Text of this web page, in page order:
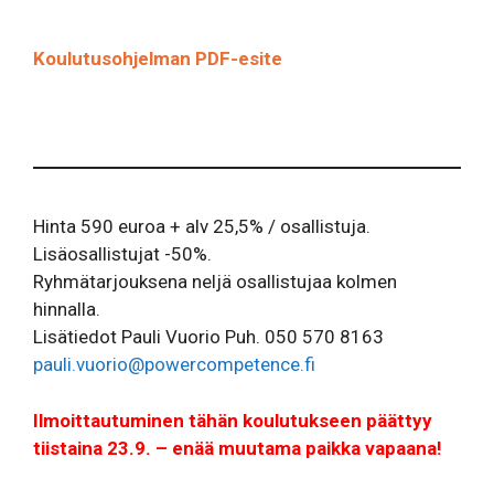
Koulutusohjelman PDF-esite
Hinta 590 euroa + alv 25,5% / osallistuja.
Lisäosallistujat -50%.
Ryhmätarjouksena neljä osallistujaa kolmen
hinnalla.
Lisätiedot Pauli Vuorio Puh. 050 570 8163
pauli.vuorio@powercompetence.fi
Ilmoittautuminen tähän koulutukseen päättyy
tiistaina 23.9. – enää muutama paikka vapaana!